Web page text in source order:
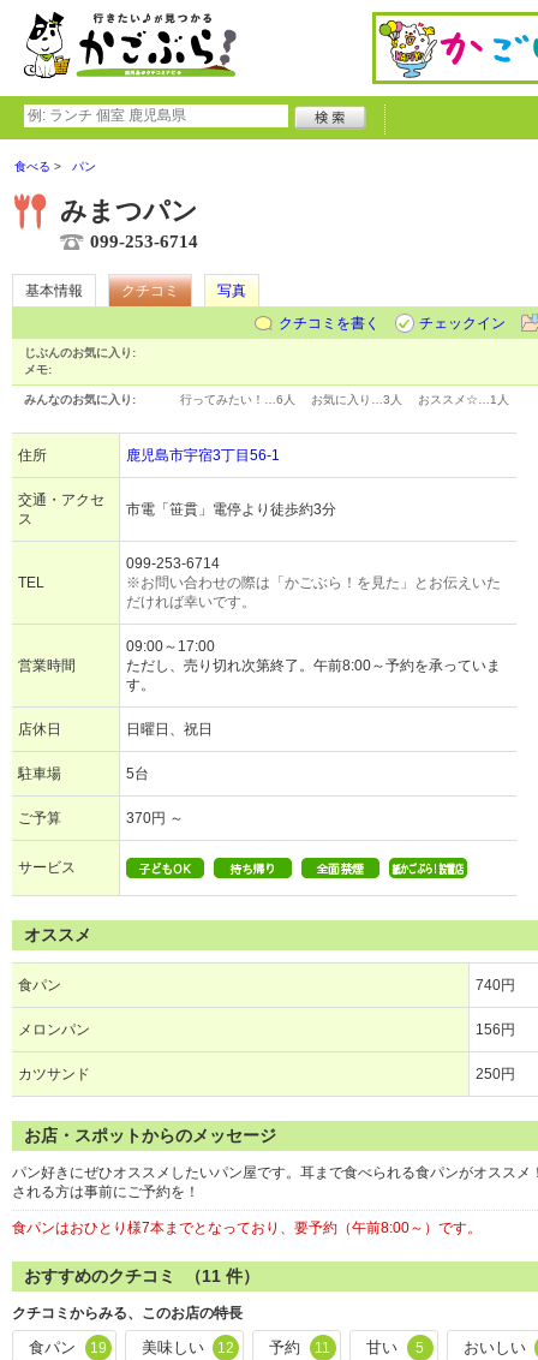
食べる パン
みまつパン
099-253-6714
基本情報 クチコミ
写真
クチコミを書く
チェックイン
じぶんのお気に入り:
メモ:
みんなのお気に入り: 行ってみたい！… 6人 お気に入り… 3人 おススメ☆… 1人
住所 鹿児島市宇宿3丁目56-1
交通・アクセ
ス
市電「笹貫」電停より徒歩約3分
TEL
099-253-6714
※お問い合わせの際は「かごぶら！を見た」とお伝えいた
だければ幸いです。
営業時間
09:00～17:00
ただし、売り切れ次第終了。午前8:00～予約を承っていま
す。
店休日 日曜日、祝日
駐車場 5台
ご予算 370円 ～
サービス
オススメ
食パン 740円
メロンパン 156円
カツサンド 250円
お店・スポットからのメッセージ
パン好きにぜひオススメしたいパン屋です。耳まで食べられる食パンがオスス
される方は事前にご予約を！
食パンはおひとり様7本までとなっており、要予約（午前8:00～）です。
おすすめのクチコミ （11 件）
クチコミからみる、このお店の特長
食パン 19 美味しい 12 予約 11 甘い 5 おいしい